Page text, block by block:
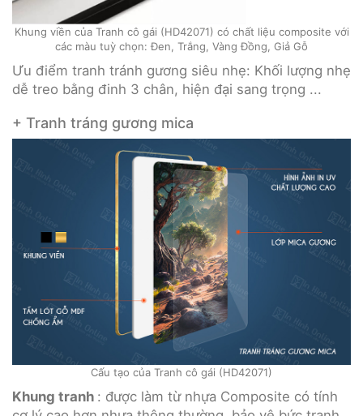
Khung viền của Tranh cô gái (HD42071) có chất liệu composite với
các màu tuỳ chọn: Đen, Trắng, Vàng Đồng, Giả Gỗ
Ưu điểm tranh tránh gương siêu nhẹ: Khối lượng nhẹ
dễ treo bằng đinh 3 chân, hiện đại sang trọng ...
+ Tranh tráng gương mica
Cấu tạo của Tranh cô gái (HD42071)
Khung tranh : được làm từ nhựa Composite có tính